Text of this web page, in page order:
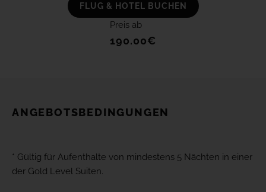
FLUG & HOTEL BUCHEN
Preis ab
190.00€
ANGEBOTSBEDINGUNGEN
* Gültig für Aufenthalte von mindestens 5 Nächten in einer
der Gold Level Suiten.